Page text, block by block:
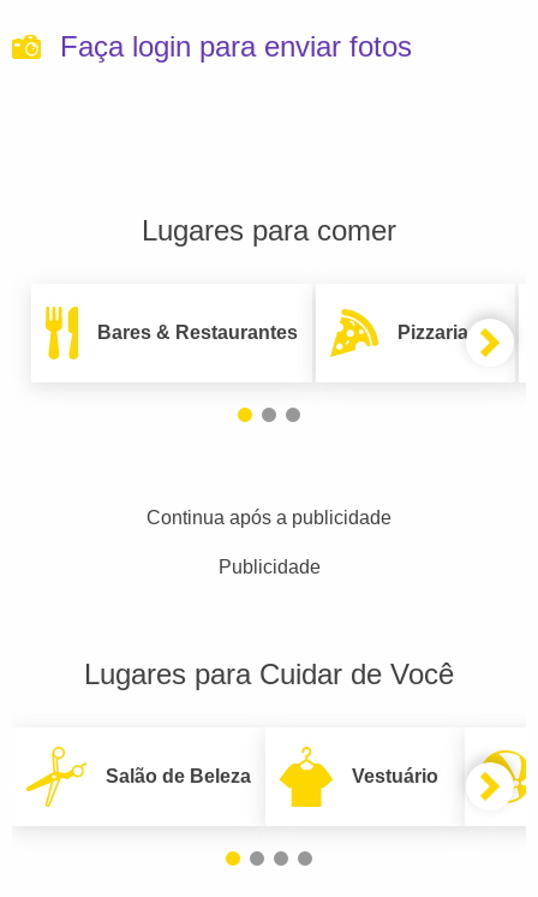
Faça login para enviar fotos
Lugares para comer
Bares & Restaurantes Pizzarias
Continua após a publicidade
Publicidade
Lugares para Cuidar de Você
Salão de Beleza Vestuário